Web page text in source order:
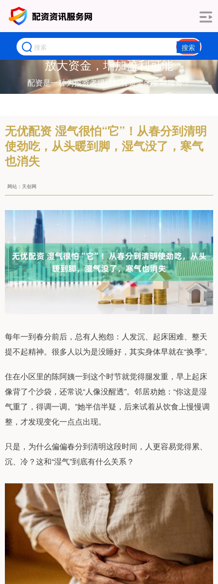
搜索
放大资金，增加盈利可能
配资是一种为投资者提供杠杆资金的金融服务！
无优配资 湿气很怕“它”！从春分到清明
使劲吃，从头暖到脚，湿气没了，寒气
也消失
网站：天创网
每年一到春分前后，总有人抱怨：人发沉、起床困难、整天
提不起精神。很多人以为是没睡好，其实身体早就在“换季”。
住在小区里的陈阿姨一到这个时节就觉得腿发重，早上起床
像背了个沙袋，还常说“人像没醒透”。邻居劝她：“你这是湿
气重了，得调一调。”她半信半疑，后来试着从饮食上慢慢调
整，才发现变化一点点出现。
只是，为什么偏偏春分到清明这段时间，人更容易觉得累、
沉、冷？这和“湿气”到底有什么关系？